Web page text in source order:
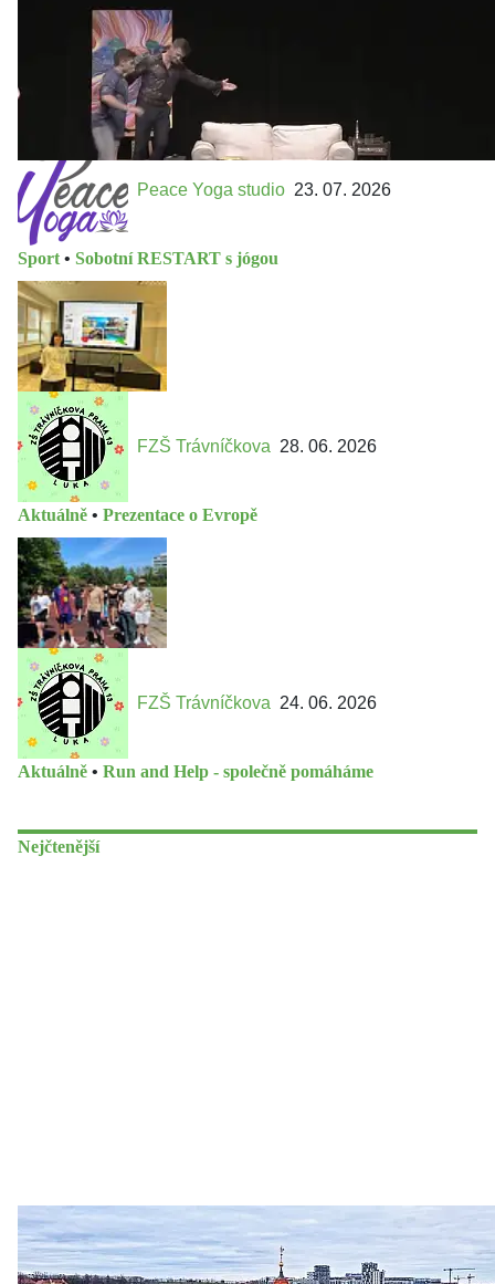
Peace Yoga studio 23. 07. 2026
Sport • Sobotní RESTART s jógou
FZŠ Trávníčkova 28. 06. 2026
Aktuálně • Prezentace o Evropě
FZŠ Trávníčkova 24. 06. 2026
Aktuálně • Run and Help - společně pomáháme
Nejčtenější
Zastanem se 03. 08. 2026